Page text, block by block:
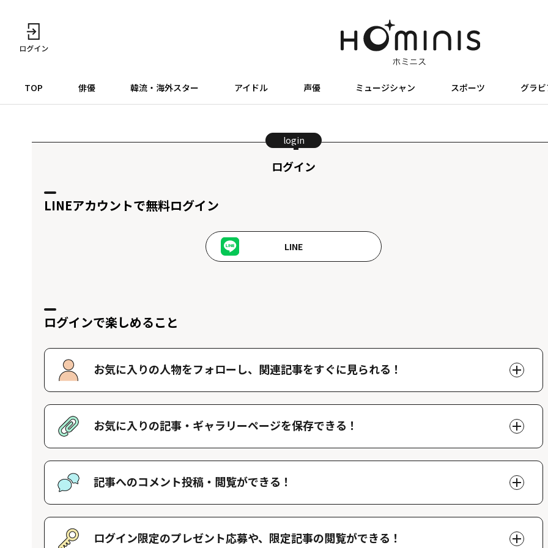
TOP 俳優 韓流・海外スター アイドル 声優 ミュージシャン スポーツ グラ
login
ログイン
LINEアカウントで無料ログイン
LINE
ログインで楽しめること
お気に入りの人物をフォローし、 関連記事をすぐに見られる！
好きな人物をフォローすることで、マイページで好きな人物の関連記事を閲覧することができま
す。好きな人物一覧はマイページで確認できます。
お気に入りの記事・ ギャラリーページを保存できる！
好きな記事やギャラリーページを保存し、マイページでいつでも閲覧することができます。
記事へのコメント投稿・ 閲覧ができる！
記事に対して応援や感想などのコメントができ、他のファンが投稿したコメントを読むことがで
きます。
ログイン限定のプレゼント応募や、 限定記事の閲覧ができる！